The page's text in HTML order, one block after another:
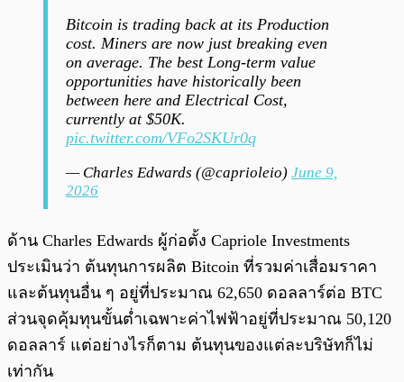
Bitcoin is trading back at its Production
cost. Miners are now just breaking even
on average. The best Long-term value
opportunities have historically been
between here and Electrical Cost,
currently at $50K.
pic.twitter.com/VFo2SKUr0q
— Charles Edwards (@caprioleio) June 9,
2026
ด้าน Charles Edwards ผู้ก่อตั้ง Capriole Investments
ประเมินว่า ต้นทุนการผลิต Bitcoin ที่รวมค่าเสื่อมราคา
และต้นทุนอื่น ๆ อยู่ที่ประมาณ 62,650 ดอลลาร์ต่อ BTC
ส่วนจุดคุ้มทุนขั้นต่ำเฉพาะค่าไฟฟ้าอยู่ที่ประมาณ 50,120
ดอลลาร์ แต่อย่างไรก็ตาม ต้นทุนของแต่ละบริษัทก็ไม่
เท่ากัน